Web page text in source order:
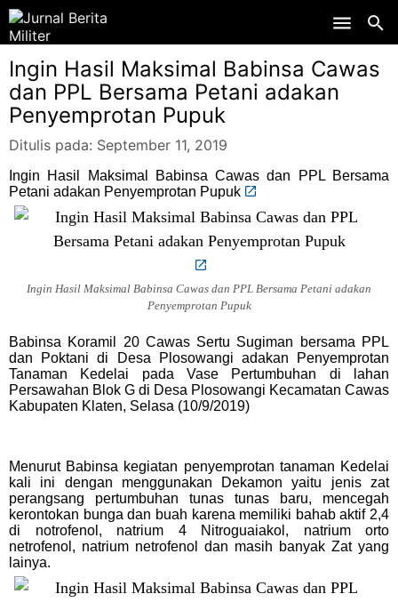
Ingin Hasil Maksimal Babinsa Cawas
dan PPL Bersama Petani adakan
Penyemprotan Pupuk
Ditulis pada: September 11, 2019
Ingin Hasil Maksimal Babinsa Cawas dan PPL Bersama
Petani adakan Penyemprotan Pupuk
Ingin Hasil Maksimal Babinsa Cawas dan PPL Bersama Petani adakan
Penyemprotan Pupuk
Babinsa Koramil 20 Cawas Sertu Sugiman bersama PPL
dan Poktani di Desa Plosowangi adakan Penyemprotan
Tanaman Kedelai pada Vase Pertumbuhan di lahan
Persawahan Blok G di Desa Plosowangi Kecamatan Cawas
Kabupaten Klaten, Selasa (10/9/2019)
Menurut Babinsa kegiatan penyemprotan tanaman Kedelai
kali ini dengan menggunakan Dekamon yaitu jenis zat
perangsang pertumbuhan tunas tunas baru, mencegah
kerontokan bunga dan buah karena memiliki bahab aktif 2,4
di notrofenol, natrium 4 Nitroguaiakol, natrium orto
netrofenol, natrium netrofenol dan masih banyak Zat yang
lainya.